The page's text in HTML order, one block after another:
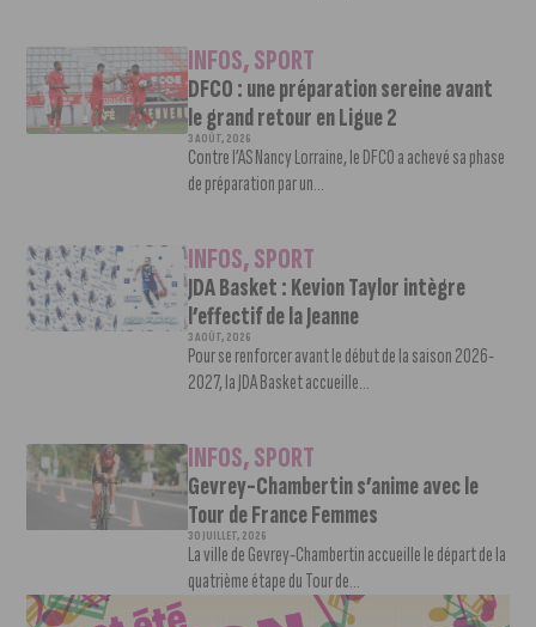
INFOS,SPORT
DFCO : une préparation sereine avant
le grand retour en Ligue 2
3 AOÛT, 2026
Contre l’AS Nancy Lorraine, le DFCO a achevé sa phase
de préparation par un...
INFOS,SPORT
JDA Basket : Kevion Taylor intègre
l’effectif de la Jeanne
3 AOÛT, 2026
Pour se renforcer avant le début de la saison 2026-
2027, la JDA Basket accueille...
INFOS,SPORT
Gevrey-Chambertin s’anime avec le
Tour de France Femmes
30 JUILLET, 2026
La ville de Gevrey-Chambertin accueille le départ de la
quatrième étape du Tour de...